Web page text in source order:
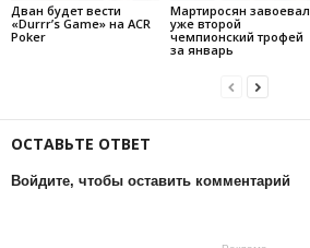
Дван будет вести
«Durrr’s Game» на ACR
Poker
Мартиросян завоевал
уже второй
чемпионский трофей
за январь
ОСТАВЬТЕ ОТВЕТ
Войдите, чтобы оставить комментарий